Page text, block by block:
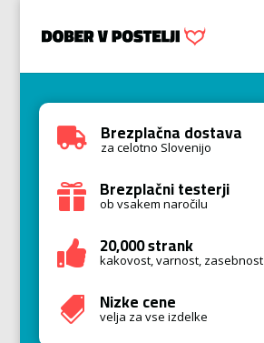
 Brezplačna dostava
za celotno Slovenijo
 Brezplačni testerji
ob vsakem naročilu
 20,000 strank
kakovost, varnost, zasebnost
 Nizke cene
velja za vse izdelke